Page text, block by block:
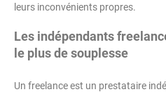
leurs inconvénients propres.
Les indépendants
le plus de souplesse
Un freelance est un prestataire